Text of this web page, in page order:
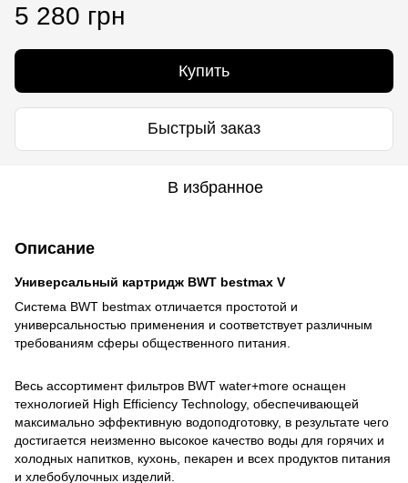
5 280 грн
Купить
Быстрый заказ
В избранное
Описание
Универсальный картридж BWT bestmax V
Система BWT bestmax отличается простотой и
универсальностью применения и соответствует различным
требованиям сферы общественного питания.
Весь ассортимент фильтров BWT water+more оснащен
технологией High Efficiency Technology, обеспечивающей
максимально эффективную водоподготовку, в результате чего
достигается неизменно высокое качество воды для горячих и
холодных напитков, кухонь, пекарен и всех продуктов питания
и хлебобулочных изделий.